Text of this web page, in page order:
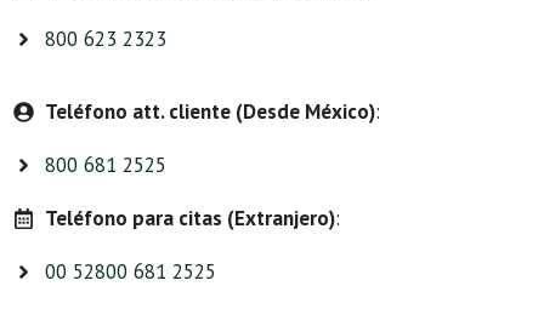
800 623 2323
Teléfono att. cliente (Desde México):
800 681 2525
Teléfono para citas (Extranjero):
00 52800 681 2525